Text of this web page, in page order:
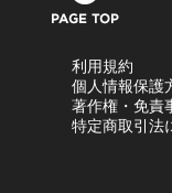
利用規約
個人情報保護
著作権・免責
特定商取引法